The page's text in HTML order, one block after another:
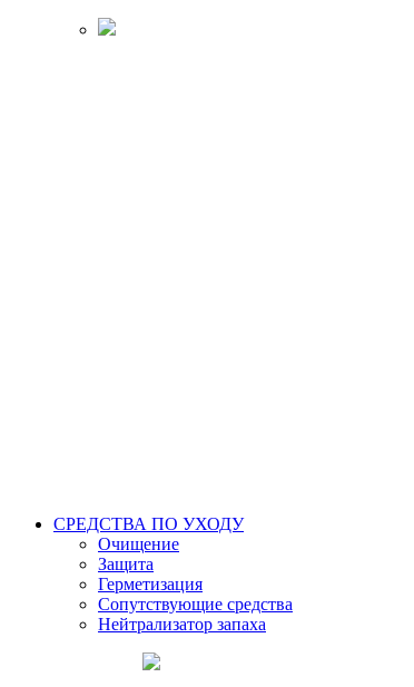
СРЕДСТВА ПО УХОДУ
Очищение
Защита
Герметизация
Сопутствующие средства
Нейтрализатор запаха